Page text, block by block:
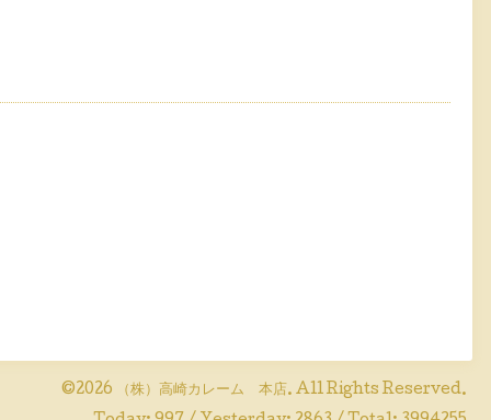
©2026 （株）高崎カレーム 本店. All Rights Reserved.